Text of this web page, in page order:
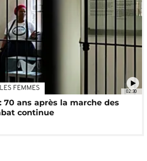
02:30
FEMMES
70 ans après la marche des
continue